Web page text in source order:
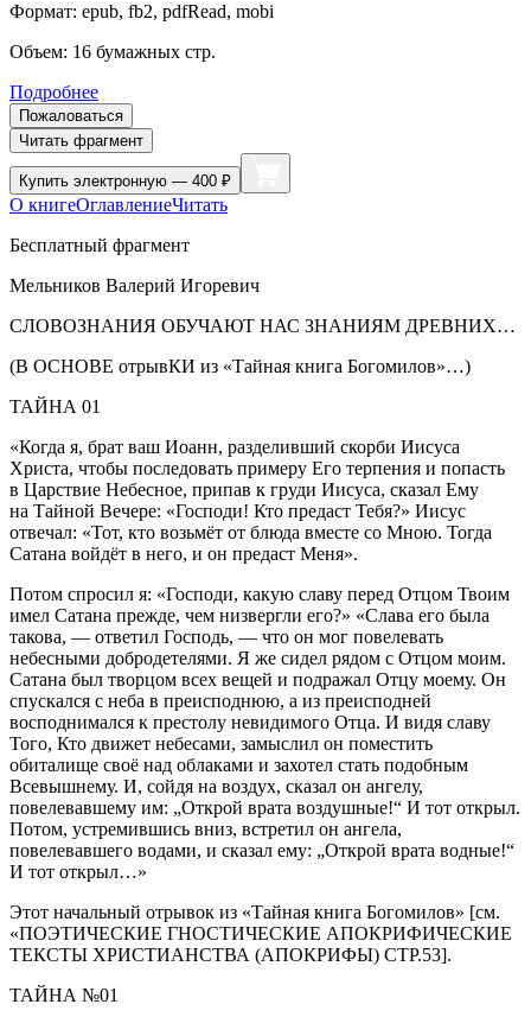
Формат: epub, fb2, pdfRead, mobi
Объем: 16 бумажных стр.
Подробнее
Пожаловаться
Читать фрагмент
Купить электронную — 400 ₽
О книгеОглавлениеЧитать
Бесплатный фрагмент
Мельников Валерий Игоревич
СЛОВОЗНАНИЯ ОБУЧАЮТ НАС ЗНАНИЯМ ДРЕВНИХ…
(В ОСНОВЕ отрывКИ из «Тайная книга Богомилов»…)
ТАЙНА 01
«Когда я, брат ваш Иоанн, разделивший скорби Иисуса
Христа, чтобы последовать примеру Его терпения и попасть
в Царствие Небесное, припав к груди Иисуса, сказал Ему
на Тайной Вечере: «Господи! Кто предаст Тебя?» Иисус
отвечал: «Тот, кто возьмёт от блюда вместе со Мною. Тогда
Сатана войдёт в него, и он предаст Меня».
Потом спросил я: «Господи, какую славу перед Отцом Твоим
имел Сатана прежде, чем низвергли его?» «Слава его была
такова, — ответил Господь, — что он мог повелевать
небесными добродетелями. Я же сидел рядом с Отцом моим.
Сатана был творцом всех вещей и подражал Отцу моему. Он
спускался с неба в преисподнюю, а из преисподней
восподнимался к престолу невидимого Отца. И видя славу
Того, Кто движет небесами, замыслил он поместить
обиталище своё над облаками и захотел стать подобным
Всевышнему. И, сойдя на воздух, сказал он ангелу,
повелевавшему им: „Открой врата воздушные!“ И тот открыл.
Потом, устремившись вниз, встретил он ангела,
повелевавшего водами, и сказал ему: „Открой врата водные!“
И тот открыл…»
Этот начальный отрывок из «Тайная книга Богомилов» [см.
«ПОЭТИЧЕСКИЕ ГНОСТИЧЕСКИЕ АПОКРИФИЧЕСКИЕ
ТЕКСТЫ ХРИСТИАНСТВА (АПОКРИФЫ) СТР.53].
ТАЙНА №01